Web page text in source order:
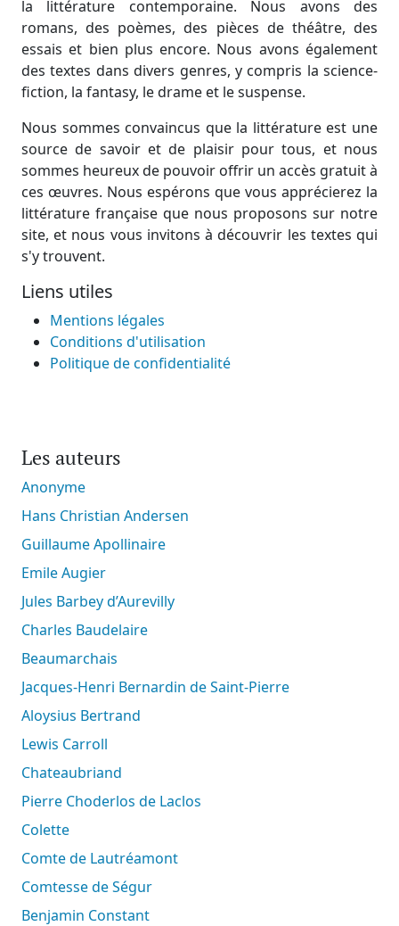
la littérature contemporaine. Nous avons des
romans, des poèmes, des pièces de théâtre, des
essais et bien plus encore. Nous avons également
des textes dans divers genres, y compris la science-
fiction, la fantasy, le drame et le suspense.
Nous sommes convaincus que la littérature est une
source de savoir et de plaisir pour tous, et nous
sommes heureux de pouvoir offrir un accès gratuit à
ces œuvres. Nous espérons que vous apprécierez la
littérature française que nous proposons sur notre
site, et nous vous invitons à découvrir les textes qui
s'y trouvent.
Liens utiles
Mentions légales
Conditions d'utilisation
Politique de confidentialité
Les auteurs
Anonyme
Hans Christian Andersen
Guillaume Apollinaire
Emile Augier
Jules Barbey d’Aurevilly
Charles Baudelaire
Beaumarchais
Jacques-Henri Bernardin de Saint-Pierre
Aloysius Bertrand
Lewis Carroll
Chateaubriand
Pierre Choderlos de Laclos
Colette
Comte de Lautréamont
Comtesse de Ségur
Benjamin Constant